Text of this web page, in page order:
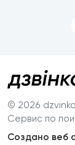
© 2026
Сервис по
Создано веб